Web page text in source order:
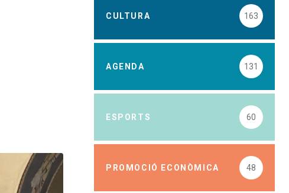
CULTURA 163
AGENDA 131
ESPORTS 60
PROMOCIÓ ECONÒMICA 48